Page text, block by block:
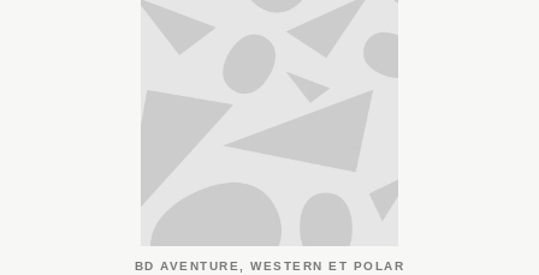
BD AVENTURE, WESTERN ET POLAR